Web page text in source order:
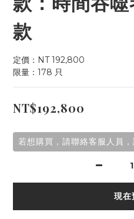
款
定價：NT 192,800
限量：178 只
NT$192,800
若想購買，請聯絡客服人員，
現在